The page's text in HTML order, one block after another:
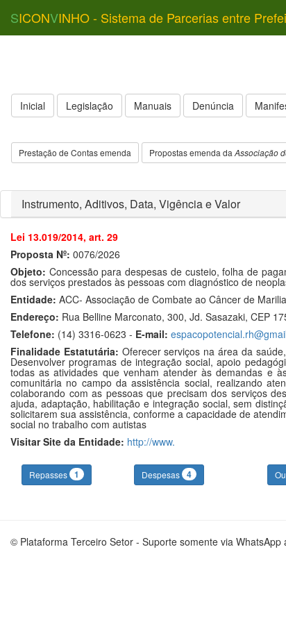
SICONVINHO - Sistema de Parcerias entre
Inicial Legislação Manuais Denúncia
Prestação de Contas emenda Propostas emenda da Associação
Instrumento, Aditivos, Data, Vigência e Valor
Lei 13.019/2014, art. 29
Proposta Nº: 0076/2026
Objeto: Concessão para despesas de custeio, folha de
dos serviços prestados às pessoas com diagnóstico de
Entidade: ACC- Associação de Combate ao Câncer de
Endereço: Rua Belline Marconato, 300, Jd. Sasazaki, CEP
Telefone: (14) 3316-0623 - E-mail:
Finalidade Estatutária: Oferecer serviços na área da
Desenvolver programas de integração social, apoio
todas as atividades que venham atender às demandas e
comunitária no campo da assistência social, realizando
colaborando com as pessoas que precisam dos serviços
ajuda, adaptação, habilitação e integração social, sem
solicitarem sua assistência, conforme a capacidade de
social no trabalho com autistas
Visitar Site da Entidade: http://www.
Repasses 1 Despesas 4
© Plataforma Terceiro Setor - Suporte somente via